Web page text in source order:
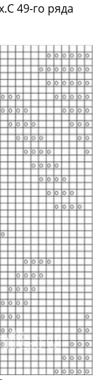
49-го ряда